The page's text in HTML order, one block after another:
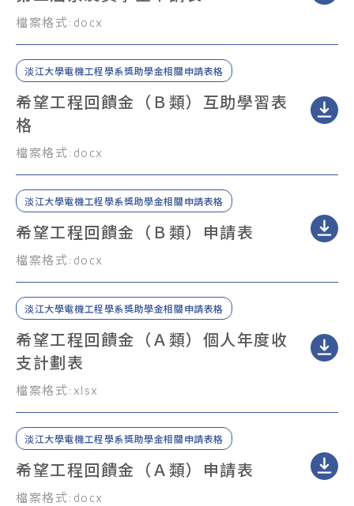
檔案格式: docx
淡江大學電機工程學系獎助學金相關申請表格
希望工程回饋金（Ｂ類）互助學習表
格
檔案格式: docx
淡江大學電機工程學系獎助學金相關申請表格
希望工程回饋金（Ｂ類）申請表
檔案格式: docx
淡江大學電機工程學系獎助學金相關申請表格
希望工程回饋金（Ａ類）個人年度收
支計劃表
檔案格式: xlsx
淡江大學電機工程學系獎助學金相關申請表格
希望工程回饋金（Ａ類）申請表
檔案格式: docx